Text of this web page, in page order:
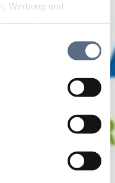
Werbung und
haben oder die
Dienste gesammelt